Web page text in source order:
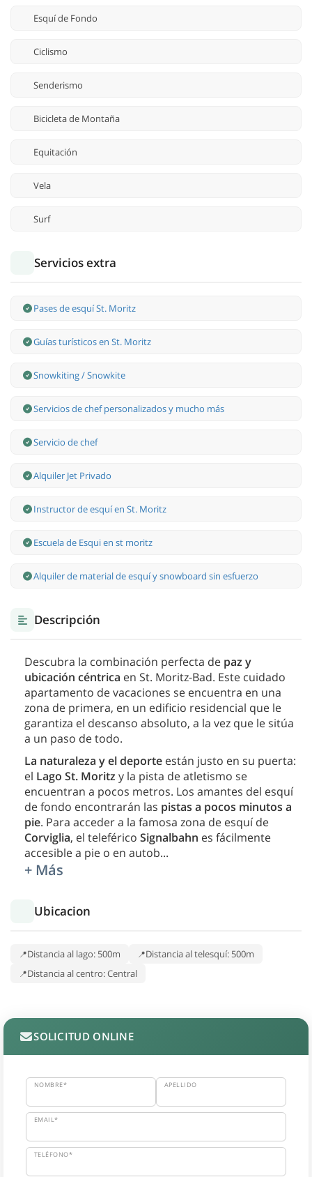
Esquí de Fondo
Ciclismo
Senderismo
Bicicleta de Montaña
Equitación
Vela
Surf
Servicios extra
Pases de esquí St. Moritz
Guías turísticos en St. Moritz
Snowkiting / Snowkite
Servicios de chef personalizados y mucho más
Servicio de chef
Alquiler Jet Privado
Instructor de esquí en St. Moritz
Escuela de Esqui en st moritz
Alquiler de material de esquí y snowboard sin esfuerzo
Descripción
Descubra la combinación perfecta de paz y
ubicación céntrica en St. Moritz-Bad. Este cuidado
apartamento de vacaciones se encuentra en una
zona de primera, en un edificio residencial que le
garantiza el descanso absoluto, a la vez que le sitúa
a un paso de todo.
La naturaleza y el deporte están justo en su puerta:
el Lago St. Moritz y la pista de atletismo se
encuentran a pocos metros. Los amantes del esquí
de fondo encontrarán las pistas a pocos minutos a
pie. Para acceder a la famosa zona de esquí de
Corviglia, el teleférico Signalbahn es fácilmente
accesible a pie o en autob...
+ Más
Ubicacion
Distancia al lago: 500m
Distancia al telesquí: 500m
Distancia al centro: Central
SOLICITUD ONLINE
NOMBRE* APELLIDO
EMAIL*
TELÉFONO*